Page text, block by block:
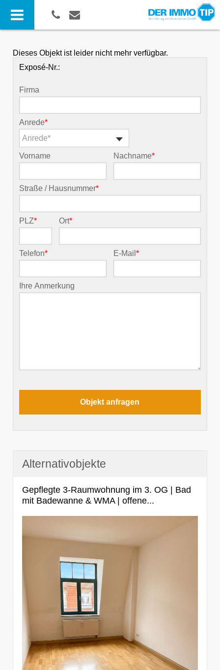
Dieses Objekt ist leider nicht mehr verfügbar.
Exposé-Nr.:
Firma
Anrede*
Anrede*
Vorname Nachname*
Straße / Hausnummer*
PLZ* Ort*
Telefon* E-Mail*
Ihre Anmerkung
Alternativobjekte
Gepflegte 3-Raumwohnung im 3. OG | Bad
mit Badewanne & WMA | offene...